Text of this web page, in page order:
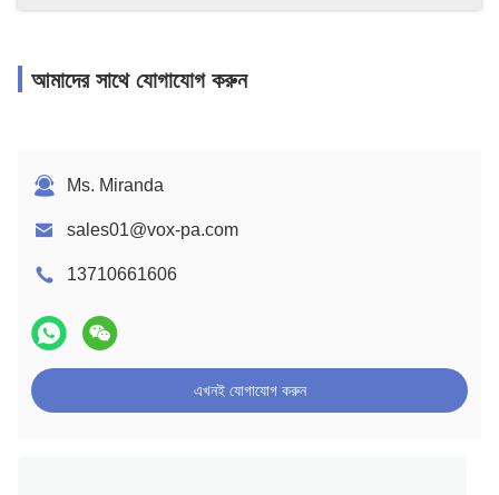
আমাদের সাথে যোগাযোগ করুন
Ms. Miranda
sales01@vox-pa.com
13710661606
এখনই যোগাযোগ করুন